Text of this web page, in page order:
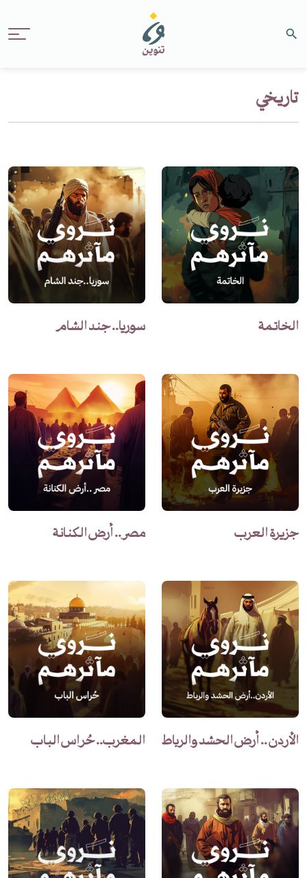
تاريخي
الخاتمة سوريا.. جند الشام
جزيرة العرب مصر.. أرض الكنانة
الأردن .. أرض الحشد والرباط المغرب.. حُراس الباب